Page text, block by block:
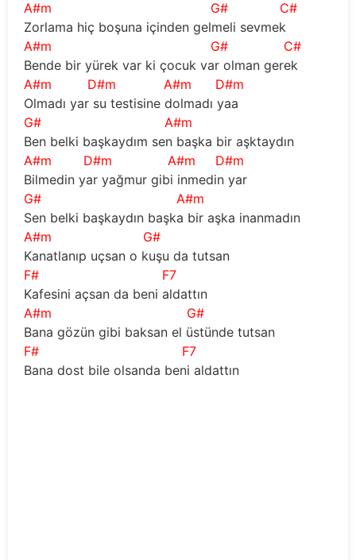
A#m
G#
C#
Zorlama hiç boşuna içinden gelmeli sevmek
A#m
G#
C#
Bende bir yürek var ki çocuk var olman gerek
A#m
D#m A#m
D#m
Olmadı yar su testisine dolmadı yaa
G#
A#m
Ben belki başkaydım sen başka bir aşktaydın
A#m
D#m A#m
D#m
Bilmedin yar yağmur gibi inmedin yar
G#
A#m
Sen belki başkaydın başka bir aşka inanmadın
A#m
G#
Kanatlanıp uçsan o kuşu da tutsan
F#
F7
Kafesini açsan da beni aldattın
A#m
G#
Bana gözün gibi baksan el üstünde tutsan
F#
F7
Bana dost bile olsanda beni aldattın